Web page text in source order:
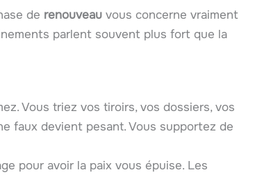
de renouveau vous concerne vraiment
parlent souvent plus fort que la
Vous triez vos tiroirs, vos dossiers, vos
faux devient pesant. Vous supportez de
pour avoir la paix vous épuise. Les